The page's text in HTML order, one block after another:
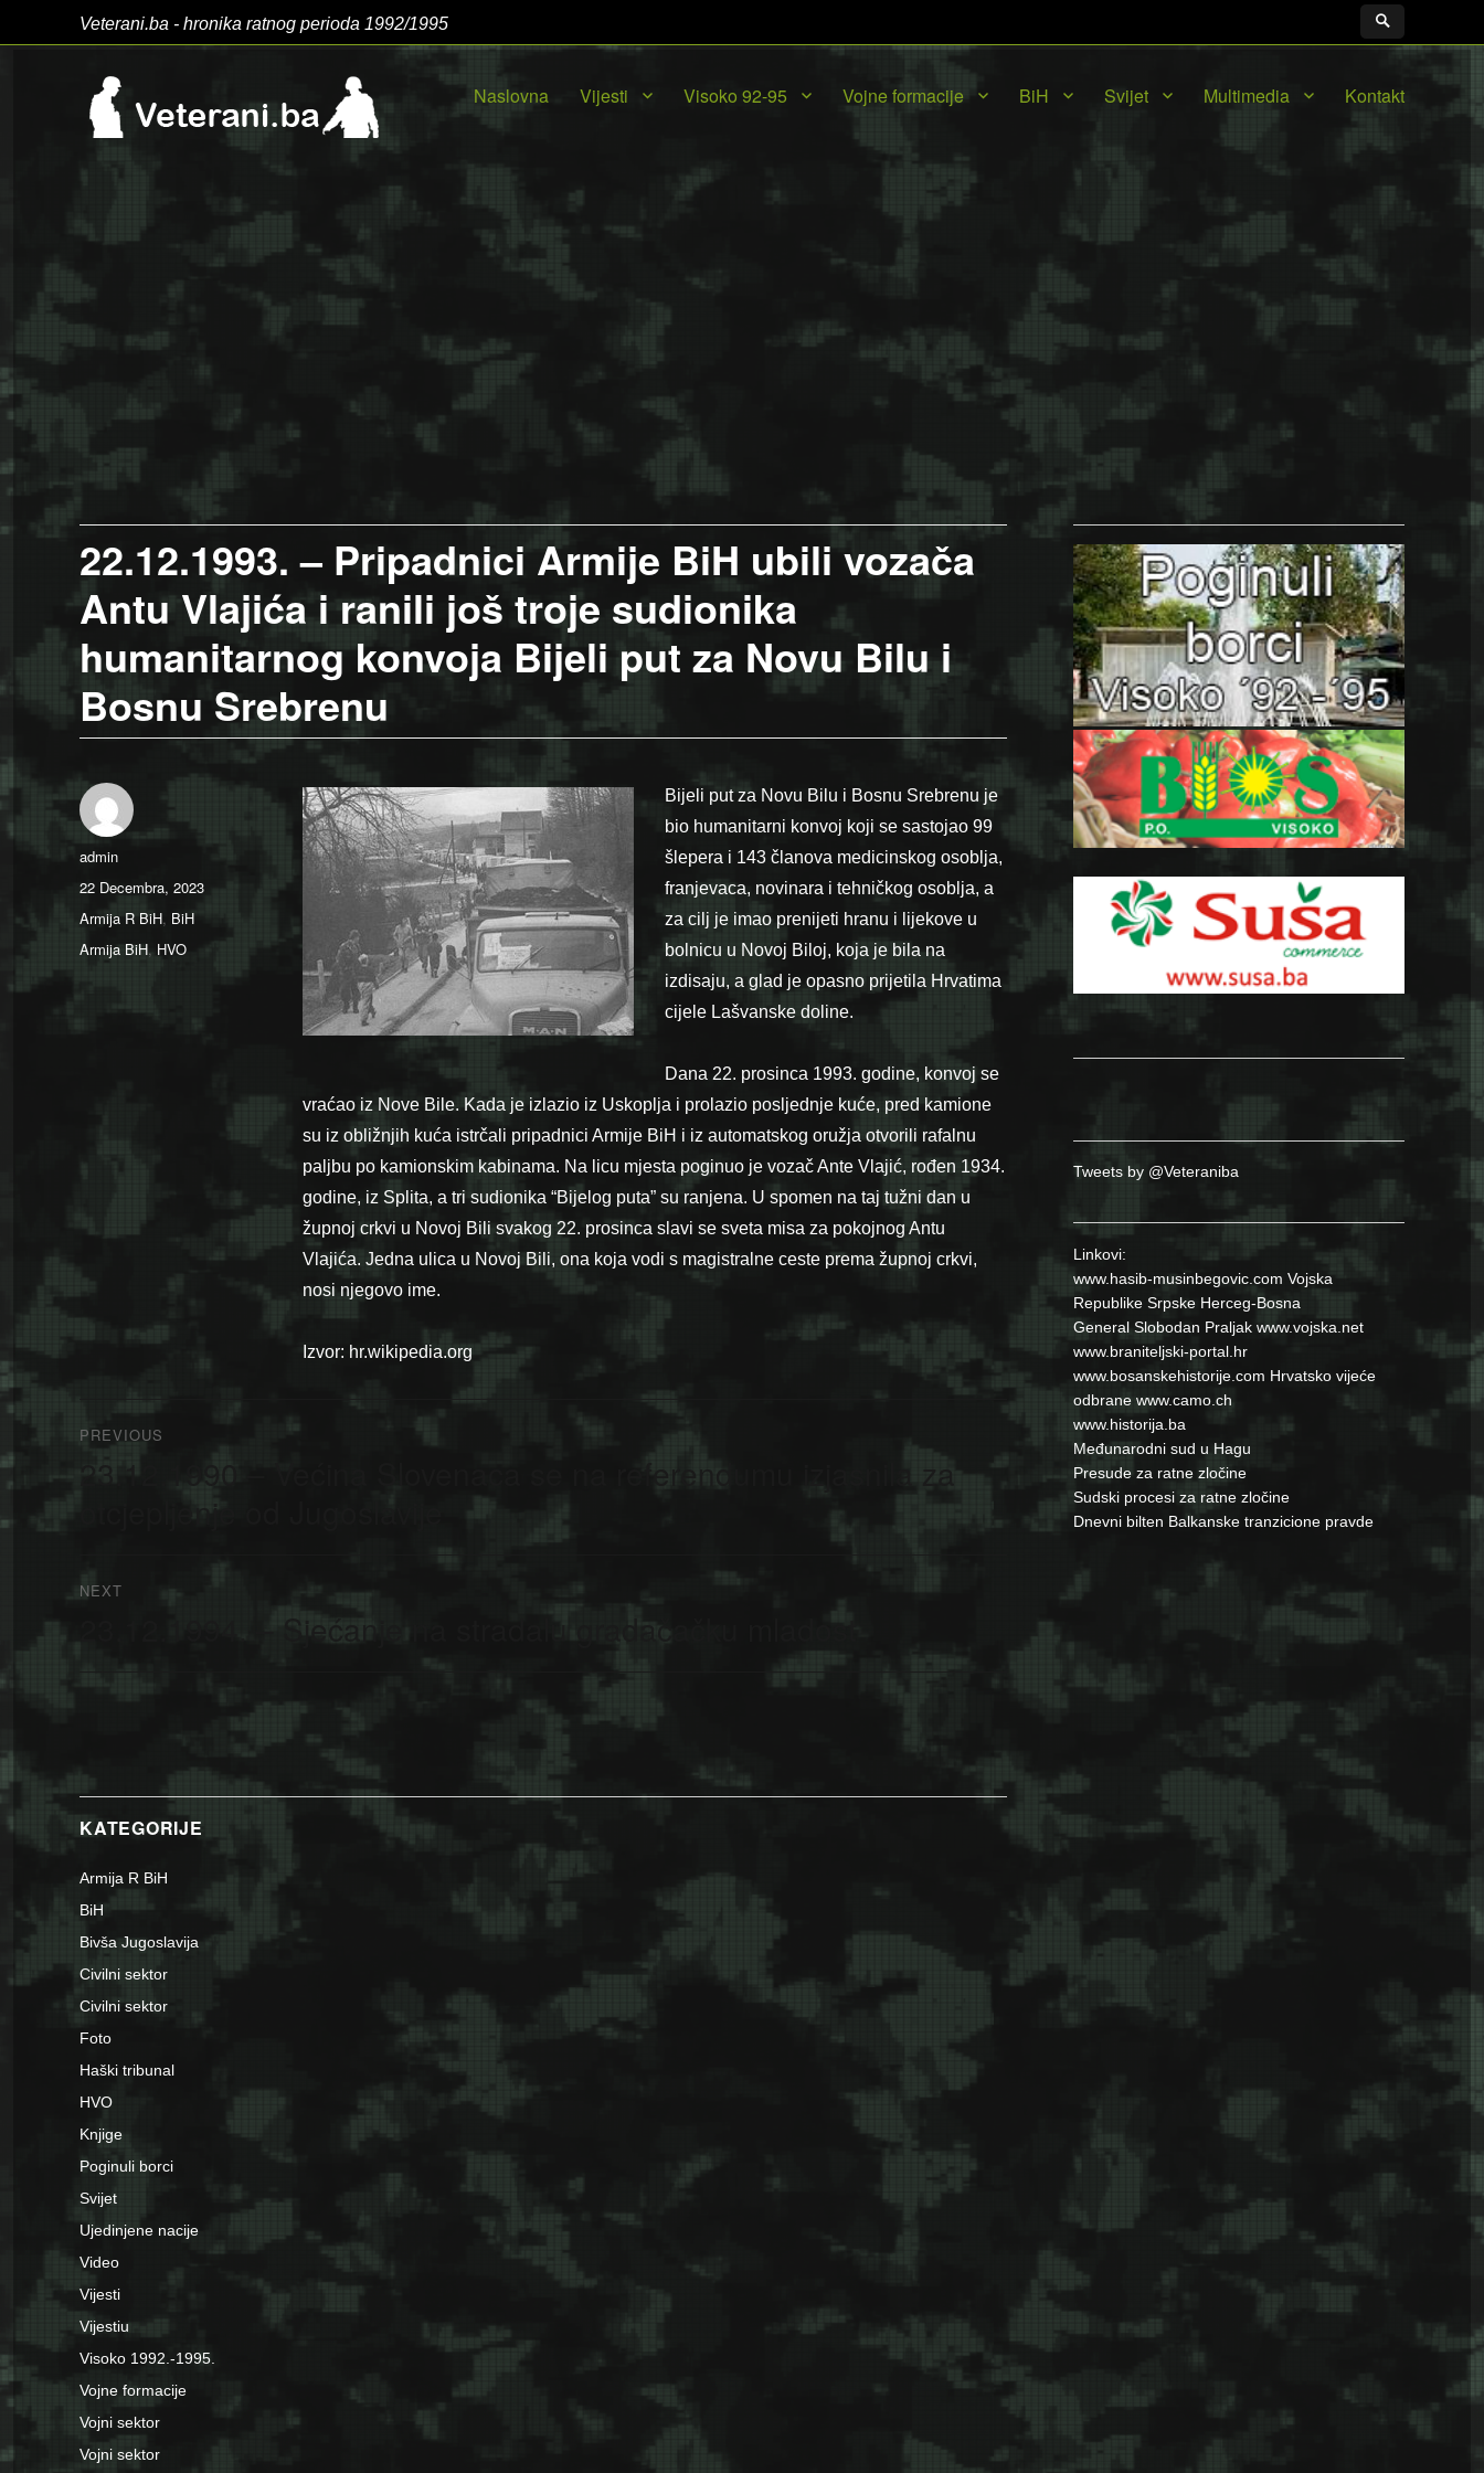
Veterani.ba - hronika ratnog perioda 1992/1995
Naslovna Vijesti Visoko 92-95 Vojne formacije BiH Svijet Multimedia Kontakt
22.12.1993. – Pripadnici Armije BiH ubili vozača
Antu Vlajića i ranili još troje sudionika
humanitarnog konvoja Bijeli put za Novu Bilu i
Bosnu Srebrenu
Bijeli put za Novu Bilu i Bosnu Srebrenu je
bio humanitarni konvoj koji se sastojao 99
šlepera i 143 članova medicinskog osoblja,
franjevaca, novinara i tehničkog osoblja, a
za cilj je imao prenijeti hranu i lijekove u
bolnicu u Novoj Biloj, koja je bila na
izdisaju, a glad je opasno prijetila Hrvatima
cijele Lašvanske doline.
Dana 22. prosinca 1993. godine, konvoj se
vraćao iz Nove Bile. Kada je izlazio iz Uskoplja i prolazio posljednje kuće, pred kamione
su iz obližnjih kuća istrčali pripadnici Armije BiH i iz automatskog oružja otvorili rafalnu
paljbu po kamionskim kabinama. Na licu mjesta poginuo je vozač Ante Vlajić, rođen 1934.
godine, iz Splita, a tri sudionika “Bijelog puta” su ranjena. U spomen na taj tužni dan u
župnoj crkvi u Novoj Bili svakog 22. prosinca slavi se sveta misa za pokojnog Antu
Vlajića. Jedna ulica u Novoj Bili, ona koja vodi s magistralne ceste prema župnoj crkvi,
nosi njegovo ime.
Izvor: hr.wikipedia.org
Author
admin
Posted
on
22 Decembra, 2023
Categories
Armija R BiH, BiH
Tags
Armija BiH, HVO
Navigacija
članaka
PREVIOUS
Previous
23.12.1990 – Većina Slovenaca se na referendumu izjasnila za
otcjepljenje od Jugoslavije
NEXT
23.12.1994. – Sjećanje na stradalu gradačačku mladost
KATEGORIJE
Armija R BiH
BiH
Bivša Jugoslavija
Civilni sektor
Civilni sektor
Foto
Haški tribunal
HVO
Knjige
Poginuli borci
Svijet
Ujedinjene nacije
Video
Vijesti
Vijestiu
Visoko 1992.-1995.
Vojne formacije
Vojni sektor
Vojni sektor
Tweets by @Veteraniba
Linkovi:
www.hasib-musinbegovic.com Vojska
Republike Srpske Herceg-Bosna
General Slobodan Praljak www.vojska.net
www.braniteljski-portal.hr
www.bosanskehistorije.com Hrvatsko vijeće
odbrane www.camo.ch
www.historija.ba
Međunarodni sud u Hagu
Presude za ratne zločine
Sudski procesi za ratne zločine
Dnevni bilten Balkanske tranzicione pravde